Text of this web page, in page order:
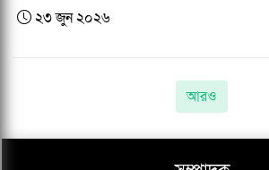
২৩ জুন ২০২৬
আরও